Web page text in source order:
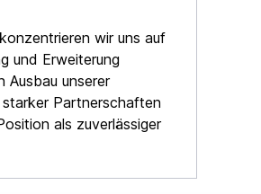
wir uns auf
und Erweiterung
unserer
Partnerschaften
als zuverlässiger